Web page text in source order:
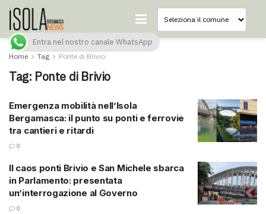
Home Tag Ponte di Brivio
Tag: Ponte di Brivio
Emergenza mobilità nell’Isola
Bergamasca: il punto su ponti e ferrovie
tra cantieri e ritardi
0
Il caos ponti Brivio e San Michele sbarca
in Parlamento: presentata
un’interrogazione al Governo
0
Entra nel nostro canale WhatsApp